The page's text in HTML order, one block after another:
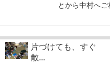
とから中村へご
片づけても、すぐ
散...